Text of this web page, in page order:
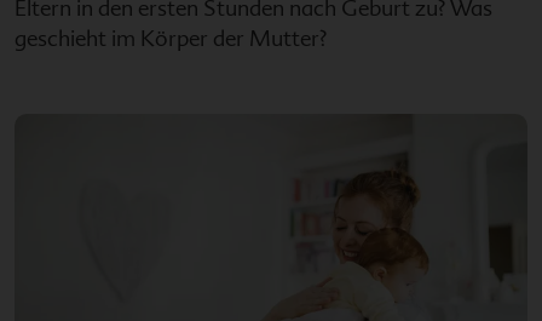
Eltern in den ersten Stunden nach Geburt zu? Was
geschieht im Körper der Mutter?